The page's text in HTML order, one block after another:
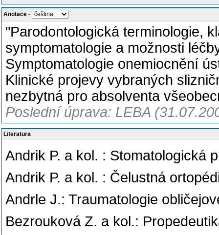
Anotace -
"Parodontologická terminologie,
symptomatologie a možnosti
Symptomatologie onemiocnění
Klinické projevy vybraných
nezbytná pro absolventa
Poslední úprava: LEBA
Literatura
Andrik P. a kol. : Stomatologická
Andrik P. a kol. : Čelustná
Andrle J.: Traumatologie
Bezrouková Z. a kol.: